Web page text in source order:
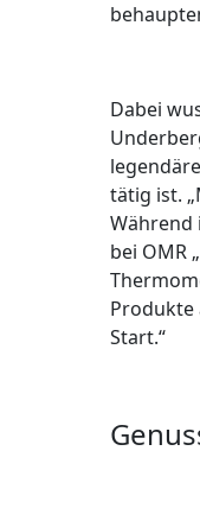
Dabei
tätig ist.
Während
bei OMR
Produkte
Start.“